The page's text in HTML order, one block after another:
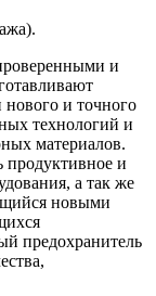
и
и точного
технологий и
материалов.
продуктивное и
а так же
новыми
предохранитель